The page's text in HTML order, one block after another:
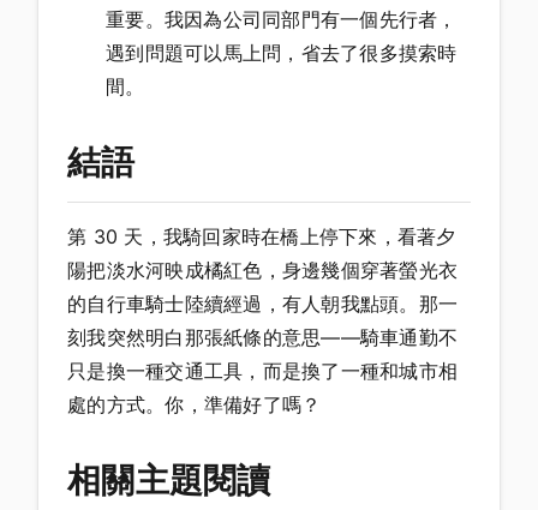
重要。我因為公司同部門有一個先行者，
遇到問題可以馬上問，省去了很多摸索時
間。
結語
第 30 天，我騎回家時在橋上停下來，看著夕
陽把淡水河映成橘紅色，身邊幾個穿著螢光衣
的自行車騎士陸續經過，有人朝我點頭。那一
刻我突然明白那張紙條的意思——騎車通勤不
只是換一種交通工具，而是換了一種和城市相
處的方式。你，準備好了嗎？
相關主題閱讀